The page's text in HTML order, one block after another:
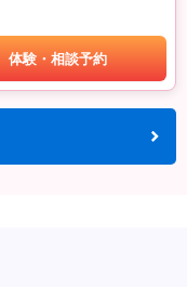
体験・相談予約